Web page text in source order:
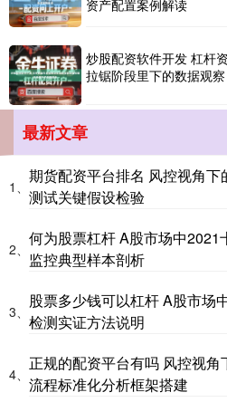
国债指数 229.69
期指IC0 7877.80
资产配置案例解读
炒股配资软件开发 杠杆
拉锯阶段里下的数据观察
最新文章
1、
期货配资平台排名 风控视角
测试关键假设检验
2、
何为股票杠杆 A股市场中
监控典型样本剖析
3、
股票多少钱可以杠杆 A股市场
检测实证方法说明
4、
正规的配资平台有吗 风控视
流程标准化分析框架搭建